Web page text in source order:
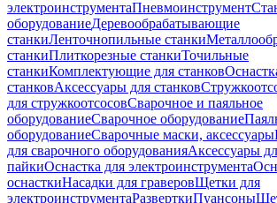
электроинструментаПневмоинструмент
оборудованиеДеревообрабатывающие
станкиЛенточнопильные станки
станкиПлиткорезные станкиТочильные
станкиКомплектующие для станков
станковАксессуары для станков
для стружкоотсосовСварочное и паяльное
оборудованиеСварочное оборудование
оборудованиеСварочные маски, аксессуары
для сварочного оборудованияАксессуары
пайкиОснастка для электроинструмента
оснасткиНасадки для граверовЩетки для
электроинструментаРазверткиПуансоны